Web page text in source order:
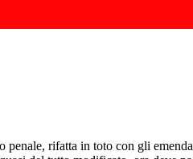
rifatta in toto con gli